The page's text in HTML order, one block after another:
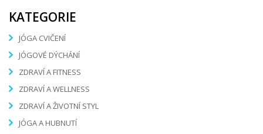
KATEGORIE
JÓGA CVIČENÍ
JÓGOVÉ DÝCHÁNÍ
ZDRAVÍ A FITNESS
ZDRAVÍ A WELLNESS
ZDRAVÍ A ŽIVOTNÍ STYL
JÓGA A HUBNUTÍ